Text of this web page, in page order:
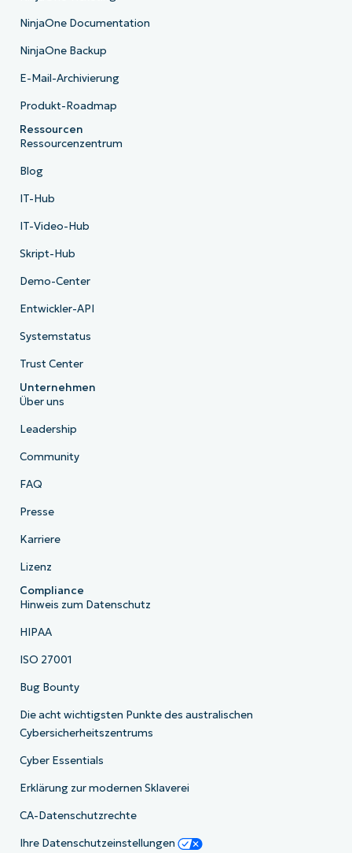
NinjaOne Documentation
NinjaOne Backup
E-Mail-Archivierung
Produkt-Roadmap
Ressourcen
Ressourcenzentrum
Blog
IT-Hub
IT-Video-Hub
Skript-Hub
Demo-Center
Entwickler-API
Systemstatus
Trust Center
Unternehmen
Über uns
Leadership
Community
FAQ
Presse
Karriere
Lizenz
Compliance
Hinweis zum Datenschutz
HIPAA
ISO 27001
Bug Bounty
Die acht wichtigsten Punkte des australischen
Cybersicherheitszentrums
Cyber Essentials
Erklärung zur modernen Sklaverei
CA-Datenschutzrechte
Ihre Datenschutzeinstellungen